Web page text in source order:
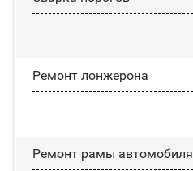
Ремонт лонжерона
Ремонт рамы автомобиля